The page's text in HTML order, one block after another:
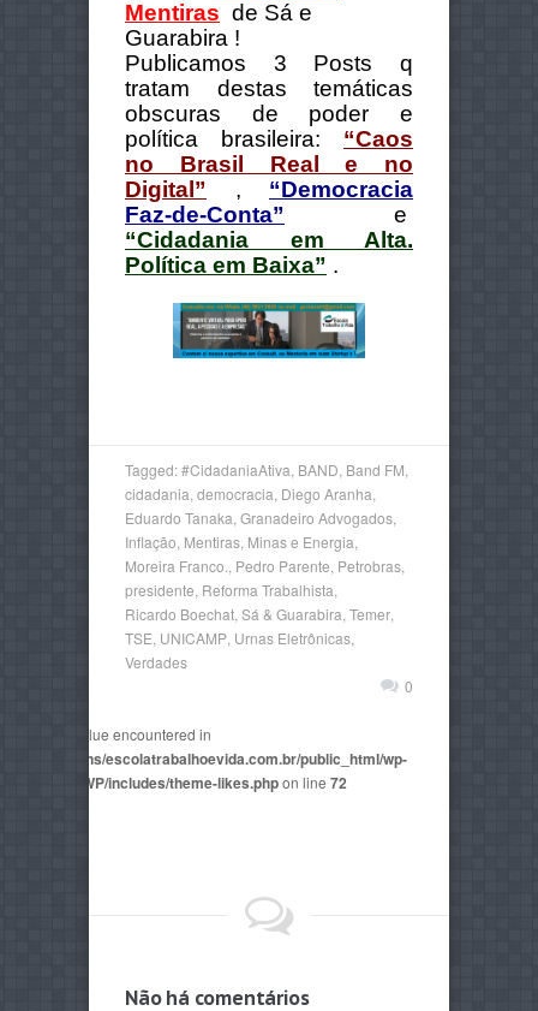
Mentiras de Sá e
Guarabira !
Publicamos 3 Posts q
tratam destas temáticas
obscuras de poder e
política brasileira: “Caos
no Brasil Real e no
Digital” , “Democracia
Faz-de-Conta” e
“Cidadania em Alta.
Política em Baixa” .
Tagged:#CidadaniaAtiva BAND Band FM
cidadania democracia Diego Aranha
Eduardo Tanaka Granadeiro Advogados
Inflação Mentiras Minas e Energia
Moreira Franco.
Pedro Parente Petrobras
presidente Reforma Trabalhista
Ricardo Boechat Sá & Guarabira Temer
TSE UNICAMP Urnas Eletrônicas
Verdades
0
numeric value encountered in
domains/escolatrabalhoevida.com.br/public_html/wp-
AegaeusWP/includes/theme-likes.phpon line 72
Não há comentários